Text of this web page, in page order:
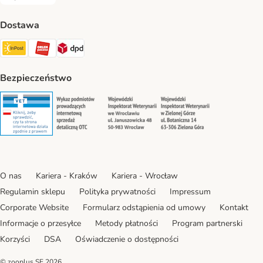
Dostawa
Paczkomat® Shipping Method
ORLEN Paczka Shipping Method
DPD Shipping Method
Bezpieczeństwo
Security Security Security
O nas Kariera - Kraków
Kariera - Wrocław
Regulamin sklepu
Polityka prywatności
Impressum
Corporate Website
Formularz odstąpienia od umowy
Kontakt
Informacje o przesyłce
Metody płatności
Program partnerski
Korzyści
DSA Oświadczenie o dostępności